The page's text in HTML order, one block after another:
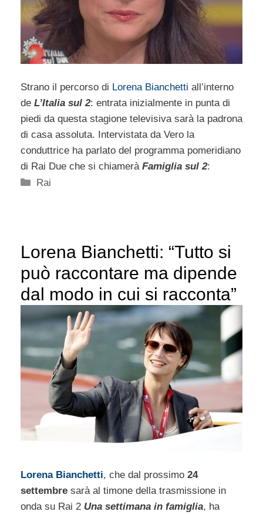
Strano il percorso di Lorena Bianchetti all’interno
de L’Italia sul 2: entrata inizialmente in punta di
piedi da questa stagione televisiva sarà la padrona
di casa assoluta. Intervistata da Vero la
conduttrice ha parlato del programma pomeridiano
di Rai Due che si chiamerà Famiglia sul 2:
Categorie
Rai
Lorena Bianchetti: “Tutto si
può raccontare ma dipende
dal modo in cui si racconta”
Lorena Bianchetti, che dal prossimo 24
settembre sarà al timone della trasmissione in
onda su Rai 2 Una settimana in famiglia, ha